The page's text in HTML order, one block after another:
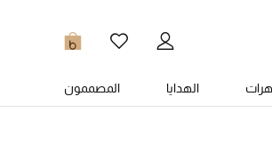
0
الهدايا المصممون